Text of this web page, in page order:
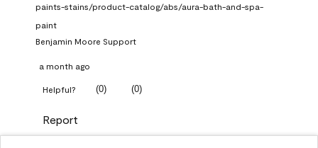
paints-stains/product-catalog/abs/aura-bath-and-spa-
paint
Benjamin Moore Support
a month ago
Helpful? (0) (0)
Report